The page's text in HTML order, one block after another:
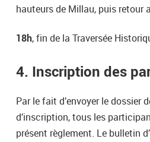
hauteurs de Millau, puis retour
18h, fin de la Traversée
4. Inscription des
Par le fait d’envoyer le dossier
d’inscription, tous les
présent règlement. Le bulletin